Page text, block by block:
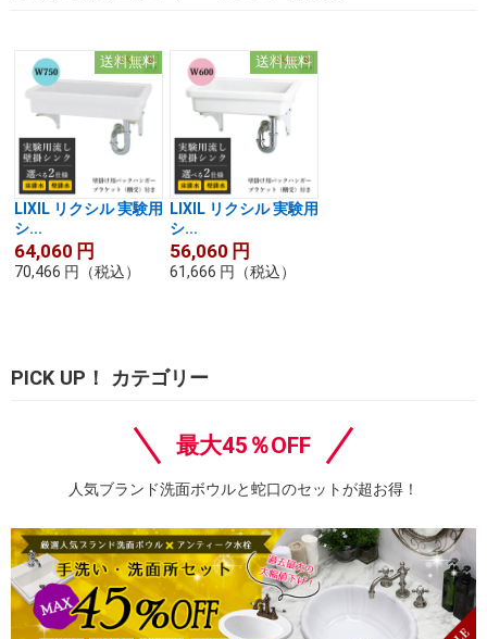
送料無料
LIXIL リクシル 実験用
シ...
64,060 円
70,466 円 （税込）
送料無料
LIXIL リクシル 実験用
シ...
56,060 円
61,666 円 （税込）
PICK UP！ カテゴリー
最大45％OFF
人気ブランド洗面ボウルと蛇口のセットが超お得！